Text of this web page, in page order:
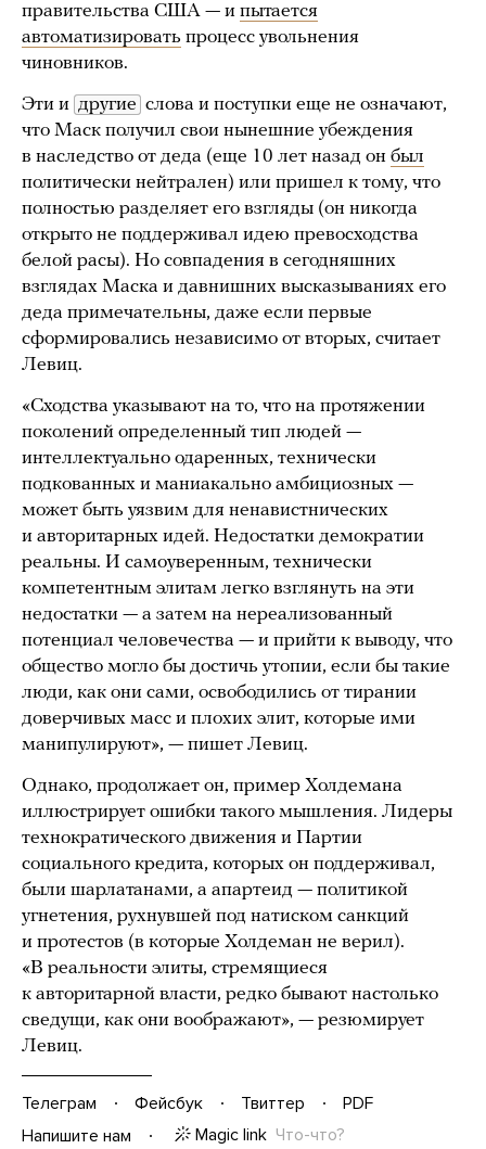
правительства США — и пытается
автоматизировать процесс увольнения
чиновников.
Эти и другие слова и поступки еще не означают,
что Маск получил свои нынешние убеждения
в наследство от деда (еще 10 лет назад он был
политически нейтрален) или пришел к тому, что
полностью разделяет его взгляды (он никогда
открыто не поддерживал идею превосходства
белой расы). Но совпадения в сегодняшних
взглядах Маска и давнишних высказываниях его
деда примечательны, даже если первые
сформировались независимо от вторых, считает
Левиц.
«Сходства указывают на то, что на протяжении
поколений определенный тип людей —
интеллектуально одаренных, технически
подкованных и маниакально амбициозных —
может быть уязвим для ненавистнических
и авторитарных идей. Недостатки демократии
реальны. И самоуверенным, технически
компетентным элитам легко взглянуть на эти
недостатки — а затем на нереализованный
потенциал человечества — и прийти к выводу, что
общество могло бы достичь утопии, если бы такие
люди, как они сами, освободились от тирании
доверчивых масс и плохих элит, которые ими
манипулируют», — пишет Левиц.
Однако, продолжает он, пример Холдемана
иллюстрирует ошибки такого мышления. Лидеры
технократического движения и Партии
социального кредита, которых он поддерживал,
были шарлатанами, а апартеид — политикой
угнетения, рухнувшей под натиском санкций
и протестов (в которые Холдеман не верил).
«В реальности элиты, стремящиеся
к авторитарной власти, редко бывают настолько
сведущи, как они воображают», — резюмирует
Левиц.
Телеграм Фейсбук Твиттер
PDF
Напишите нам
Magic link Что-что?